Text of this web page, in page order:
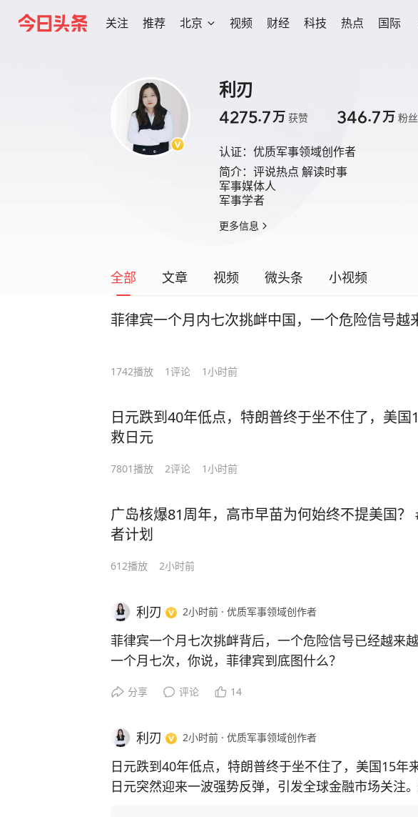
关注 推荐 北京 视频 财经 科技 热点 国际
利刃
4275.7万 获赞 346.7万 粉丝
认证： 优质军事领域创作者
简介： 评说热点 解读时事
军事媒体人
军事学者
更多信息
全部 文章 视频 微头条 小视频
菲律宾一个月内七次挑衅中国，一个危险信号越
1742播放 1评论 1小时前
日元跌到40年低点，特朗普终于坐不住了，美国
救日元
7801播放 2评论 1小时前
广岛核爆81周年，高市早苗为何始终不提美国？
者计划
612播放 2小时前
利刃 2小时前 · 优质军事领域创作者
菲律宾一个月七次挑衅背后，一个危险信号已经越来越
一个月七次，你说，菲律宾到底图什么？
轮番上演对峙。每一次，中国海警依法采取维权执法措
敛，但现实却恰恰相反——动作越来越密，节奏越来越
如果只把这些事件理解为菲律宾想争一块礁石，那就
了。
分享 评论 14
利刃 2小时前 · 优质军事领域创作者
日元跌到40年低点，特朗普终于坐不住了，美国15年
日元突然迎来一波强势反弹，引发全球金融市场关注